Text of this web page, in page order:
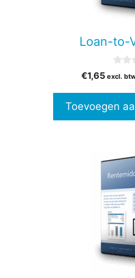
Loan-to-
v
5
€1,65 excl.
Toevoegen